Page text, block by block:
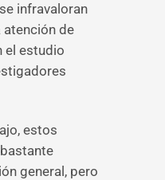
infravaloran
de
el estudio
estos
general, pero